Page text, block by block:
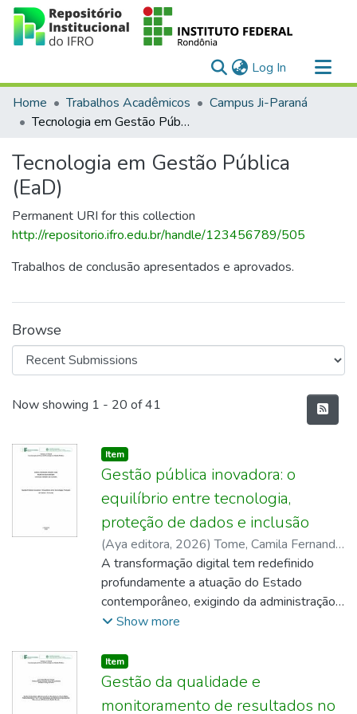
Log In (current)
Communities & Collections
All of DSpace
Home Trabalhos Acadêmicos
Campus Ji-Paraná
Tecnologia em Gestão Pública (EaD)
Tecnologia em Gestão Pública
(EaD)
Permanent URI for this collection
http://repositorio.ifro.edu.br/handle/123456789/505
Trabalhos de conclusão apresentados e aprovados.
Browse
Recent Submissions
Now showing 1 - 20 of 41
Item type:
Item,
Gestão pública inovadora: o
equilíbrio entre tecnologia,
proteção de dados e inclusão
(Aya editora, 2026)Tome, Camila Fernanda
Pereira;Macedo, Felipe da Silva;Oliveira,
Natanael Pereira de;Souza, Francisco
Wenderson Pereira de
A transformação digital tem redefinido
profundamente a atuação do Estado
contemporâneo, exigindo da administração
pública novos modelos de gestão
participação social. Nesse contexto, a
inovação tecnológica surge como
instrumento estratégico para modernizar
Show more
Item type:
Item,
Gestão da qualidade e
monitoramento de resultados no